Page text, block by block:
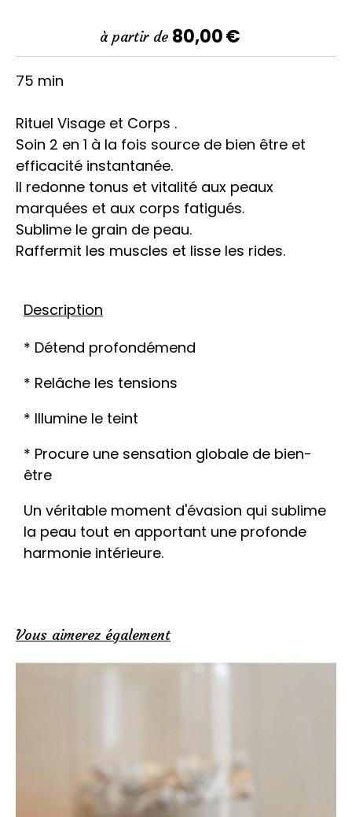
à partir de 80,00€
75 min
Rituel Visage et Corps .
Soin 2 en 1 à la fois source de bien être et
efficacité instantanée.
Il redonne tonus et vitalité aux peaux
marquées et aux corps fatigués.
Sublime le grain de peau.
Raffermit les muscles et lisse les rides.
Description
* Détend profondémend
* Relâche les tensions
* Illumine le teint
* Procure une sensation globale de bien-
être
Un véritable moment d'évasion qui sublime
la peau tout en apportant une profonde
harmonie intérieure.
Vous aimerez également